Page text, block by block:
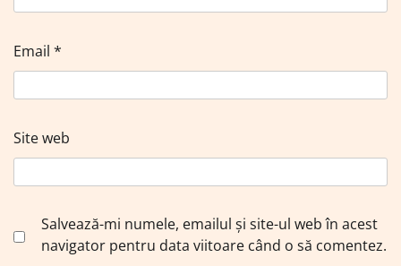
Email *
Site web
Salvează-mi numele, emailul și site-ul web în acest
navigator pentru data viitoare când o să comentez.